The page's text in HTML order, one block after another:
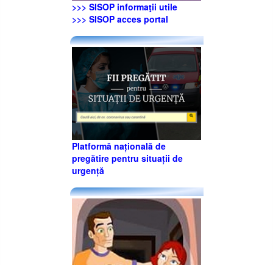
>>> SISOP informaţii utile
>>> SISOP acces portal
Platformă națională de
pregătire pentru situații de
urgență